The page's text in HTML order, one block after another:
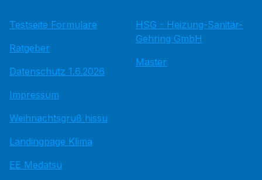
Testseite Formulare
Ratgeber
Datenschutz 1.6.2026
Impressum
Weihnachtsgruß hissu
Landingpage Klima
EE Medatsu
HSG - Heizung-Sanitär-
Gehring GmbH
Master